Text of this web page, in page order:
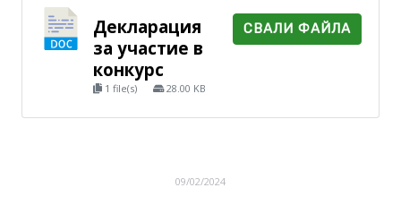
Декларация
за участие в
конкурс
1 file(s) 28.00 KB
СВАЛИ ФАЙЛА
09/02/2024